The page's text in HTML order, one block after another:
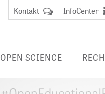
Kontakt InfoCenter
OPEN SCIENCE